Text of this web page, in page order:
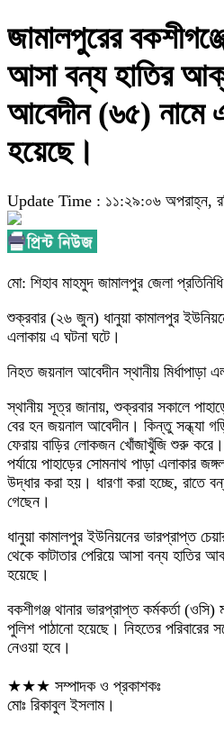
জামালপুরের
আসা বন্য হাতির
আবেদীন (৬৫)
হয়েছে।
Update Time : ১১:২৯:০৬ অপরাহ্ন,
মো: শিহাব মাহমুদ জামালপুর জেলা
শুক্রবার (২৬ জুন) ধানুয়া কামালপুর
এলাকায় এ ঘটনা ঘটে।
নিহত জয়নাল আবেদীন স্থানীয় মির্ধাপাড়া
স্থানীয় সূত্র জানায়, শুক্রবার সকালে
বের হন জয়নাল আবেদীন। কিন্তু সন্ধ্যা
ফেরায় বাড়ির লোকজন খোঁজাখুঁজি শুরু
পর্যায়ে পাহাড়ের সোমনাথ পাড়া এলাকার
উদ্ধার করা হয়। ধারণা করা হচ্ছে, রাতে
গেছেন।
ধানুয়া কামালপুর ইউনিয়নের ভারপ্রাপ্ত
থেকে কাটাতার পেরিয়ে আসা বন্য হাতির
হয়েছে।
বকশীগঞ্জ থানার ভারপ্রাপ্ত কর্মকর্তা
পুলিশ পাঠানো হয়েছে। নিহতের
নেওয়া হবে।
★★★ সম্পাদক ও প্রকাশকঃ
মোঃ রিকাবুল ইসলাম।